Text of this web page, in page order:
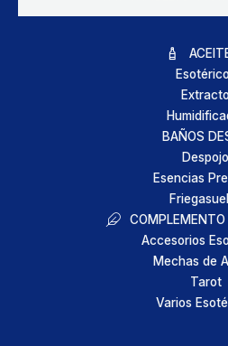
Extracto
BAÑOS
Despojo
Esencias
COMPLEMENTO
Accesorios
Mechas de
Tarot
Varios